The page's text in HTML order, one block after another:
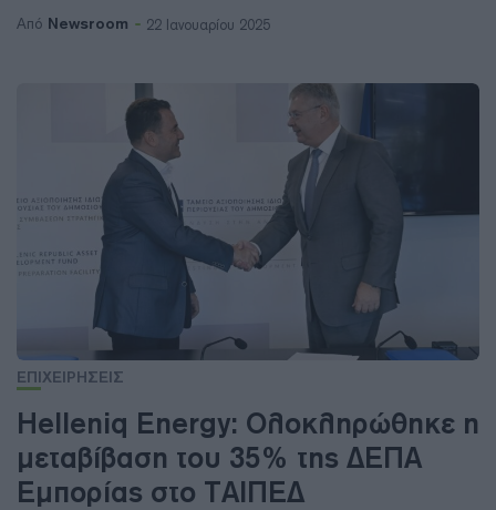
Από Newsroom 22 Ιανουαρίου 2025
ΕΠΙΧΕΙΡΗΣΕΙΣ
Helleniq Energy: Ολοκληρώθηκε η
μεταβίβαση του 35% της ΔΕΠΑ
Εμπορίας στο ΤΑΙΠΕΔ